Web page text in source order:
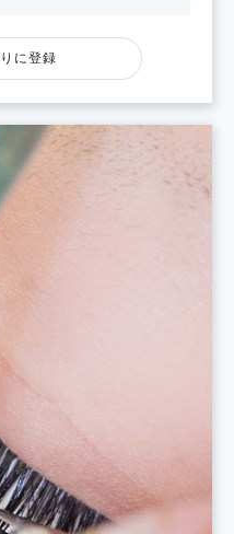
に登録